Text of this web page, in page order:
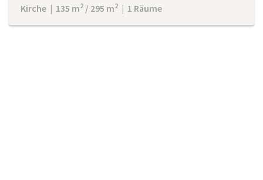
Kirche | 135 m2 / 295 m2 | 1 Räume